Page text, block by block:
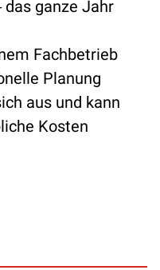
ganze Jahr
Fachbetrieb
Planung
aus und kann
Kosten